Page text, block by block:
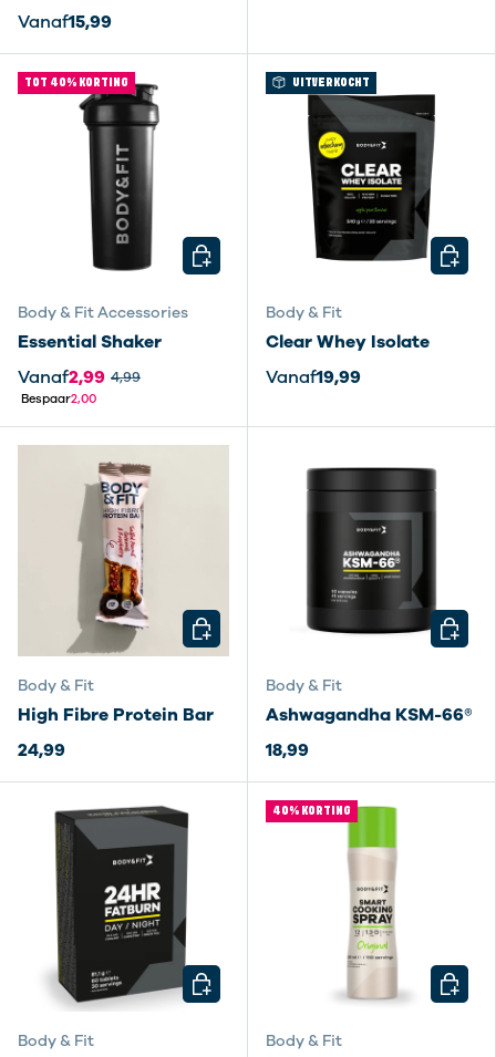
Vanaf15,99
TOT 40% KORTING
Body & Fit Accessories
Essential Shaker
Vanaf2,99 4,99
Bespaar2,00
KIES MOGELIJKHEDEN
UITVERKOCHT
Body & Fit
Clear Whey Isolate
Vanaf19,99
KIES
Body & Fit
High Fibre Protein Bar
24,99
KIES MOGELIJKHEDEN
Body & Fit
Ashwagandha KSM-66®
18,99
KIES
Body & Fit
KIES MOGELIJKHEDEN
40% KORTING
Body & Fit
KIES